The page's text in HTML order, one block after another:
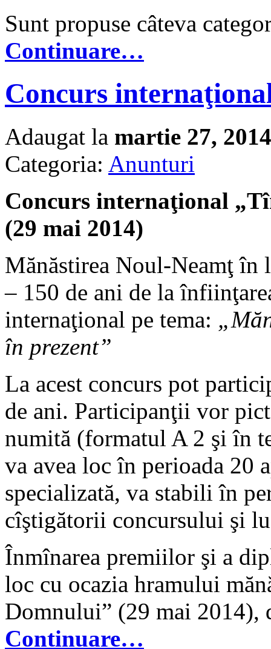
Sunt propuse câteva
Continuare…
Concurs
Adaugat la martie 27, 2014
Categoria: Anunturi
Concurs internaţional
(29 mai 2014)
Mănăstirea Noul-Neamţ
– 150 de ani de la
internaţional pe tema:
în prezent”
La acest concurs pot
de ani. Participanţii vor
numită (formatul A 2 şi în
va avea loc în perioada 20
specializată, va stabili în
cîştigătorii concursului şi
Înmînarea premiilor şi a
loc cu ocazia hramului
Domnului” (29 mai 2014),
Continuare…